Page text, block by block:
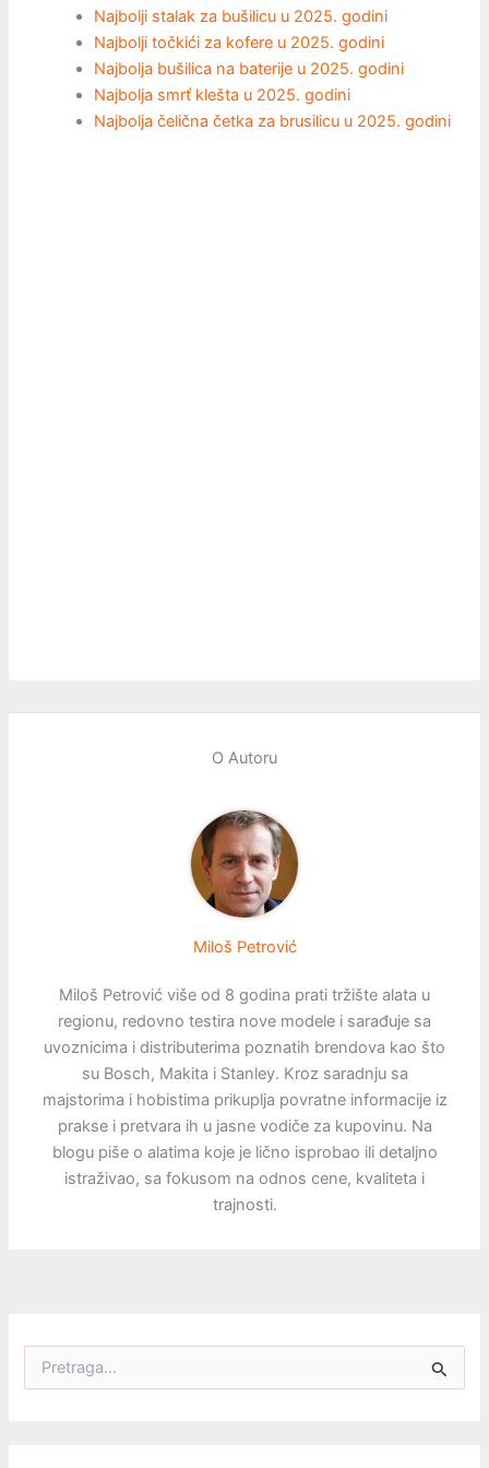
Najbolji stalak za bušilicu u 2025. godini
Najbolji točkići za kofere u 2025. godini
Najbolja bušilica na baterije u 2025. godini
Najbolja smrť klešta u 2025. godini
Najbolja čelična četka za brusilicu u 2025. godini
O Autoru
Miloš Petrović
Miloš Petrović više od 8 godina prati tržište alata u
regionu, redovno testira nove modele i sarađuje sa
uvoznicima i distributerima poznatih brendova kao što
su Bosch, Makita i Stanley. Kroz saradnju sa
majstorima i hobistima prikuplja povratne informacije iz
prakse i pretvara ih u jasne vodiče za kupovinu. Na
blogu piše o alatima koje je lično isprobao ili detaljno
istraživao, sa fokusom na odnos cene, kvaliteta i
trajnosti.